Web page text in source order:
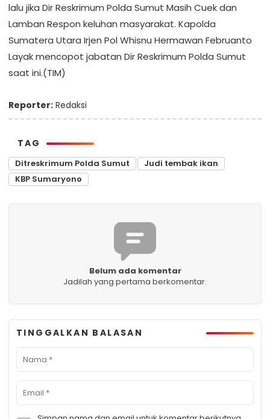
lalu jika Dir Reskrimum Polda Sumut Masih Cuek dan
Lamban Respon keluhan masyarakat. Kapolda
Sumatera Utara Irjen Pol Whisnu Hermawan Februanto
Layak mencopot jabatan Dir Reskrimum Polda Sumut
saat ini.(TIM)
Reporter: Redaksi
TAG
Ditreskrimum Polda Sumut
Judi tembak ikan
KBP Sumaryono
Belum ada komentar
Jadilah yang pertama berkomentar.
TINGGALKAN BALASAN